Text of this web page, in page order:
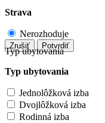
Strava
Nerozhoduje
Zrušiť Potvrdiť
Typ ubytovania
Typ ubytovania
Jednolôžková izba
Dvojlôžková izba
Rodinná izba